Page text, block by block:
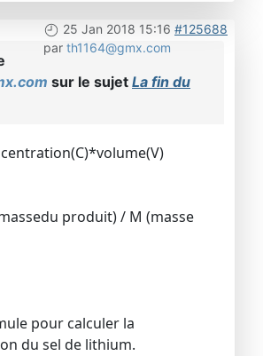
25 Jan 2018 15:16 #125688
par th1164@gmx.com
sur le sujet La fin du
produit) / M (masse
pour calculer la
du sel de lithium.